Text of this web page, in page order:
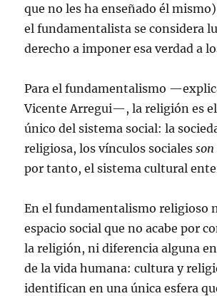
que no les ha enseñado él
el fundamentalista se considera
derecho a imponer esa verdad a
Para el fundamentalismo
Vicente Arregui—, la religión es
único del sistema social: la
religiosa, los vínculos socialesson
por tanto, el sistema cultural
En el fundamentalismo religioso
espacio social que no acabe por
la religión, ni diferencia alguna
de la vida humana: cultura y
identifican en una única esfera